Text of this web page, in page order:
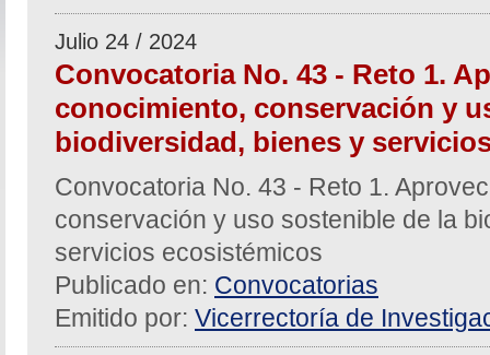
Julio 24 / 2024
Convocatoria No. 43 - Reto 1.
conocimiento, conservación y
biodiversidad, bienes y
Convocatoria No. 43 - Reto 1.
conservación y uso sostenible de la
servicios ecosistémicos
Publicado en: Convocatorias
Emitido por: Vicerrectoría de